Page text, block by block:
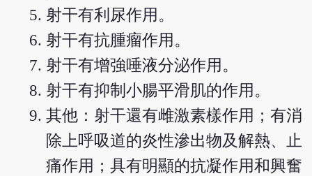
射干有利尿作用。
射干有抗腫瘤作用。
射干有增強唾液分泌作用。
射干有抑制小腸平滑肌的作用。
其他：射干還有雌激素樣作用；有消
除上呼吸道的炎性滲出物及解熱、止
痛作用；具有明顯的抗凝作用和興奮